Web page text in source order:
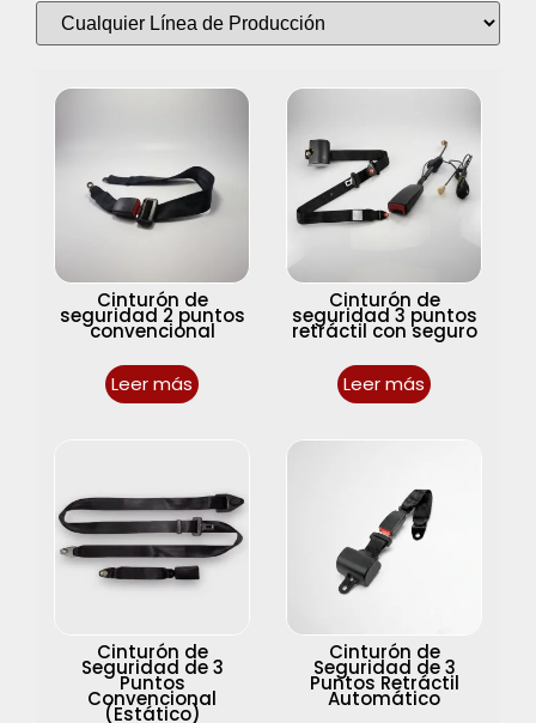
Cinturón de
seguridad 2 puntos
convencional
Leer más
Cinturón de
seguridad 3 puntos
retráctil con seguro
Leer más
Cinturón de
Seguridad de 3
Puntos
Convencional
(Estático)
Cinturón de
Seguridad de 3
Puntos Retráctil
Automático